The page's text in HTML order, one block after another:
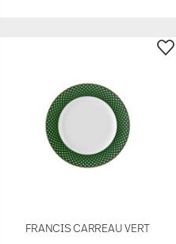
FRANCIS CARREAU VERT